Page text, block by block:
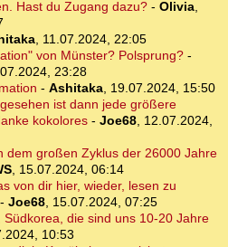
Hast du Zugang dazu? - Olivia,
, 11.07.2024, 22:05
von Münster? Polsprung?-
23:28
- Ashitaka, 19.07.2024, 15:50
ist dann jede größere
kokolores - Joe68, 12.07.2024,
dem großen Zyklus der 26000 Jahre
, 15.07.2024, 06:14
von dir hier, wieder, lesen zu
- Joe68, 15.07.2024, 07:25
die sind uns 10-20 Jahre
10:53